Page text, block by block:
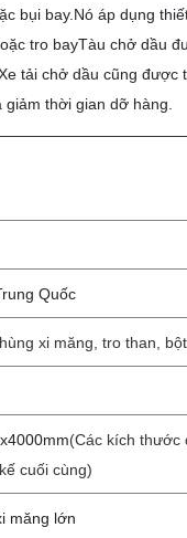
bụi bay.Nó áp dụng
tro bayTàu chở dầu
tải chở dầu cũng
giảm thời gian dỡ hàng.
Quốc
xi măng, tro than,
(Các kích thước
cuối cùng)
măng lớn